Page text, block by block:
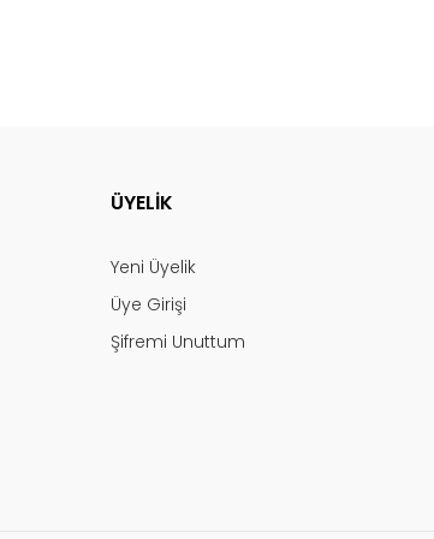
ÜYELİK
Yeni Üyelik
Üye Girişi
Şifremi Unuttum